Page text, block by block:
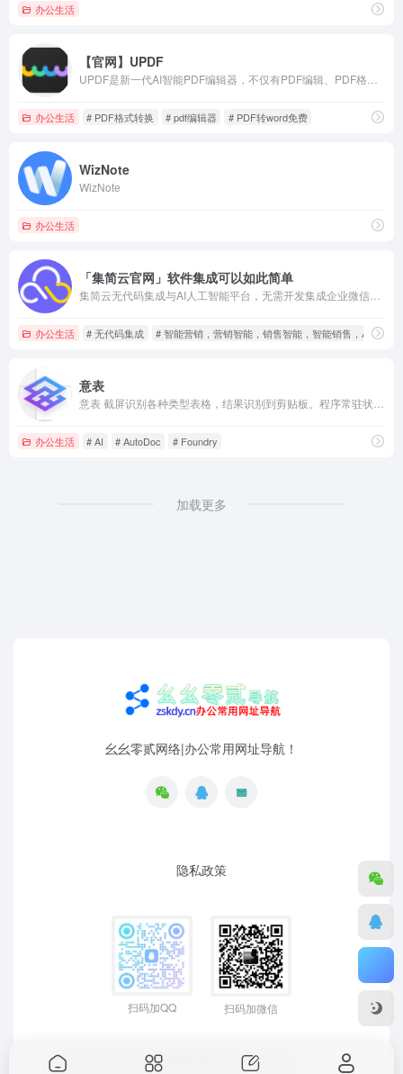
办公生活
【官网】UPDF
办公生活 # PDF格式转换 # pdf编辑器 # PDF转word免费
WizNote
WizNote
办公生活
「集简云官网」软件集成可以如此简单
办公生活 # 无代码集成 # 智能营销，营销智能，销售智能，智能销售，AI市场
意表
办公生活 # AI # AutoDoc # Foundry
加载更多
幺幺零贰网络|办公常用网址导航！
隐私政策
扫码加QQ 扫码加微信
Copyright © 2026 幺幺零贰导航 粤ICP备19129477号-1